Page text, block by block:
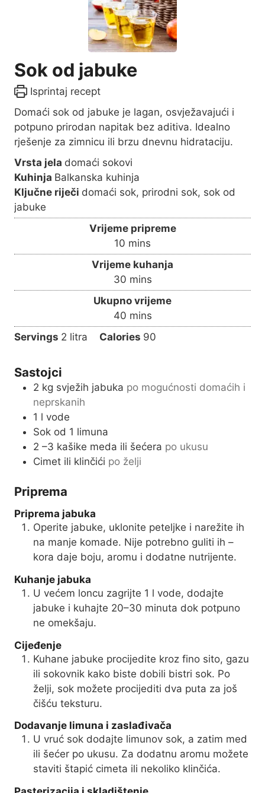
Sok od jabuke
Isprintaj recept
Domaći sok od jabuke je lagan, osvježavajući i
potpuno prirodan napitak bez aditiva. Idealno
rješenje za zimnicu ili brzu dnevnu hidrataciju.
Vrsta jela domaći sokovi
Kuhinja Balkanska kuhinja
Ključne riječi domaći sok, prirodni sok, sok od
jabuke
Vrijeme pripreme
10 m
i
n
u
t
e
s
mins
Vrijeme kuhanja
30m
i
n
u
t
mins
Ukupno vrijeme
40m
i
n
e
mins
Servings 2 litra Calories 90
Sastojci
2 kg svježih jabuka po mogućnosti domaćih i
neprskanih
1 l vode
Sok od 1 limuna
2 –3 kašike meda ili šećera po ukusu
Cimet ili klinčići po želji
Priprema
Priprema jabuka
Operite jabuke, uklonite peteljke i narežite ih
na manje komade. Nije potrebno guliti ih –
kora daje boju, aromu i dodatne nutrijente.
Kuhanje jabuka
U većem loncu zagrijte 1 l vode, dodajte
jabuke i kuhajte 20–30 minuta dok potpuno
ne omekšaju.
Cijeđenje
Kuhane jabuke procijedite kroz fino sito, gazu
ili sokovnik kako biste dobili bistri sok. Po
želji, sok možete procijediti dva puta za još
čišću teksturu.
Dodavanje limuna i zaslađivača
U vruć sok dodajte limunov sok, a zatim med
ili šećer po ukusu. Za dodatnu aromu možete
staviti štapić cimeta ili nekoliko klinčića.